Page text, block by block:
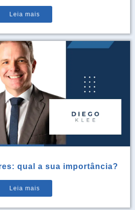
Leia mais
qual a sua importância?
Leia mais